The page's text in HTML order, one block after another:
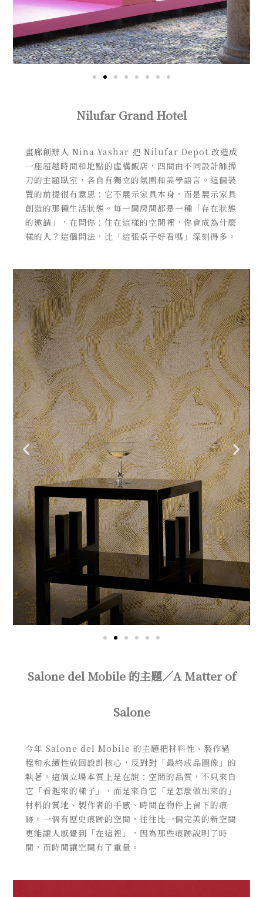
Nilufar Grand Hotel
畫廊創辦人 Nina Yashar 把 Nilufar Depot 改造成
一座超越時間和地點的虛構飯店，四間由不同設計師操
刀的主題臥室，各自有獨立的氛圍和美學語言。這個裝
置的前提很有意思：它不展示家具本身，而是展示家具
創造的那種生活狀態。每一間房間都是一種「存在狀態
的邀請」，在問你：住在這樣的空間裡，你會成為什麼
樣的人？這個問法，比「這張桌子好看嗎」深刻得多。
Salone del Mobile 的主題／A Matter of
Salone
今年 Salone del Mobile 的主題把材料性、製作過
程和永續性放回設計核心，反對對「最終成品圖像」的
執著。這個立場本質上是在說：空間的品質，不只來自
它「看起來的樣子」，而是來自它「是怎麼做出來的」
材料的質地、製作者的手感、時間在物件上留下的痕
跡。一個有歷史痕跡的空間，往往比一個完美的新空間
更能讓人感覺到「在這裡」，因為那些痕跡說明了時
間，而時間讓空間有了重量。